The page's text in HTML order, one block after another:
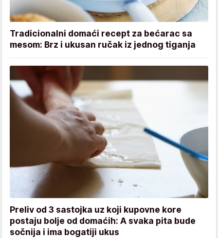
Tradicionalni domaći recept za bećarac sa
mesom: Brz i ukusan ručak iz jednog tiganja
Preliv od 3 sastojka uz koji kupovne kore
postaju bolje od domaćih: A svaka pita bude
sočnija i ima bogatiji ukus